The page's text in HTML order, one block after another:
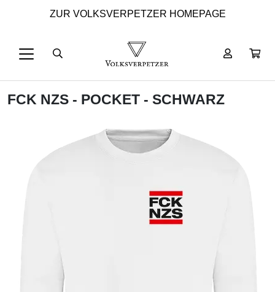
ZUR VOLKSVERPETZER HOMEPAGE
FCK NZS - POCKET - SCHWARZ